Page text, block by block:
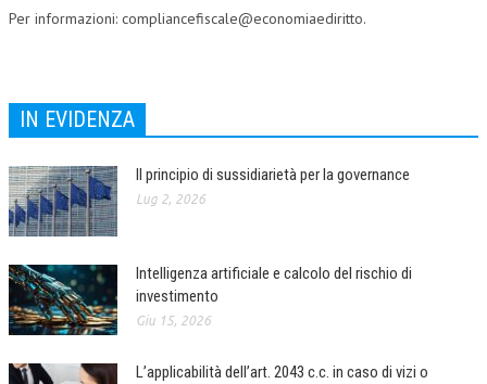
CRIMINOLOGIA TRIBUTARIA
TRANSFER PRICING
PRASSI
AMMINISTRATIVA
TRIBUTARIA
Per informazioni: compliancefiscale@economiaediritto.
IN EVIDENZA
Il principio di sussidiarietà per la governance
Lug 2, 2026
Intelligenza artificiale e calcolo del rischio di
investimento
Giu 15, 2026
L’applicabilità dell’art. 2043 c.c. in caso di vizi o